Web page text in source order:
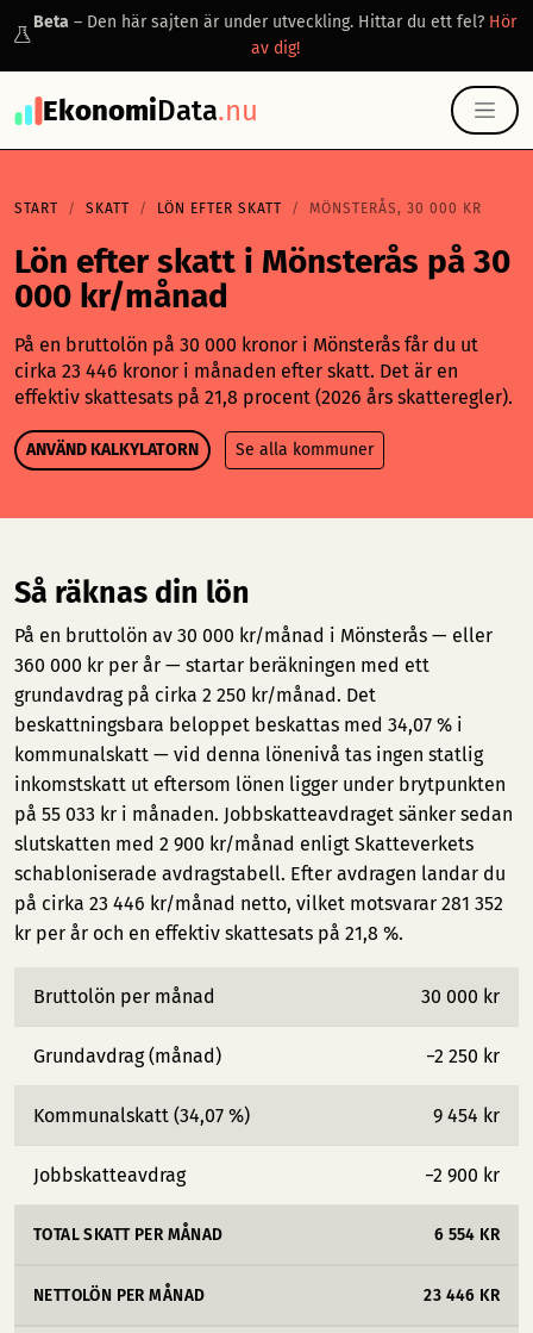
Beta – Den här sajten är under utveckling. Hittar du ett fel? Hör
av dig!
EkonomiData.nu
START SKATT LÖN EFTER SKATT MÖNSTERÅS, 30 000 KR
Lön efter skatt i Mönsterås på 30
000 kr/månad
På en bruttolön på 30 000 kronor i Mönsterås får du ut
cirka 23 446 kronor i månaden efter skatt. Det är en
effektiv skattesats på 21,8 procent (2026 års skatteregler).
ANVÄND KALKYLATORN Se alla kommuner
Så räknas din lön
På en bruttolön av 30 000 kr/månad i Mönsterås — eller
360 000 kr per år — startar beräkningen med ett
grundavdrag på cirka 2 250 kr/månad. Det
beskattningsbara beloppet beskattas med 34,07 % i
kommunalskatt — vid denna lönenivå tas ingen statlig
inkomstskatt ut eftersom lönen ligger under brytpunkten
på 55 033 kr i månaden. Jobbskatteavdraget sänker sedan
slutskatten med 2 900 kr/månad enligt Skatteverkets
schabloniserade avdragstabell. Efter avdragen landar du
på cirka 23 446 kr/månad netto, vilket motsvarar 281 352
kr per år och en effektiv skattesats på 21,8 %.
Bruttolön per månad 30 000 kr
Grundavdrag (månad) −2 250 kr
Kommunalskatt (34,07 %) 9 454 kr
Jobbskatteavdrag −2 900 kr
TOTAL SKATT PER MÅNAD 6 554 KR
NETTOLÖN PER MÅNAD 23 446 KR